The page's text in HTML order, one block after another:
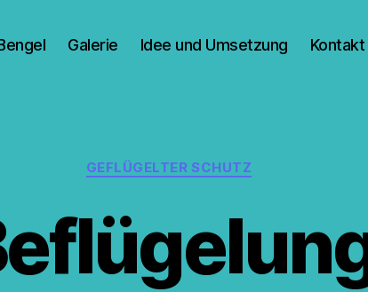
Galerie Idee und Umsetzung
Categories
GEFLÜGELTER SCHUTZ